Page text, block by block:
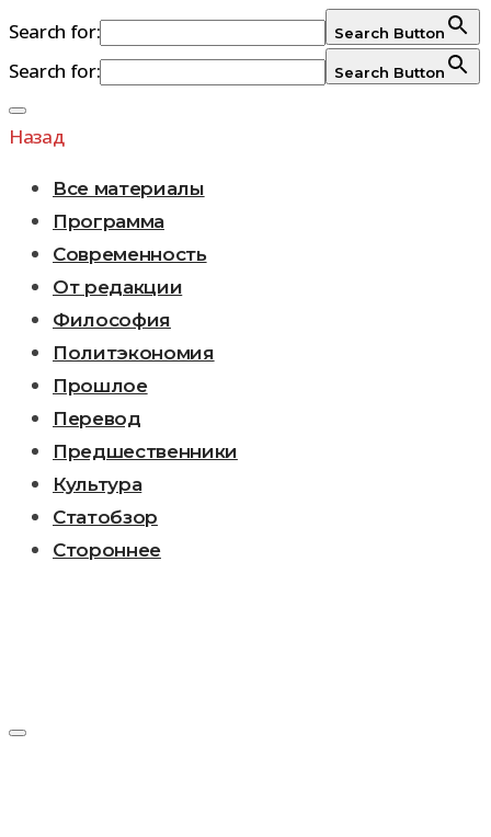
Search for: Search Button
Search for: Search Button
Перейти
к
Назад
Все материалы
Программа
Современность
От редакции
Философия
Политэкономия
Прошлое
Перевод
Предшественники
Культура
Статобзор
Стороннее